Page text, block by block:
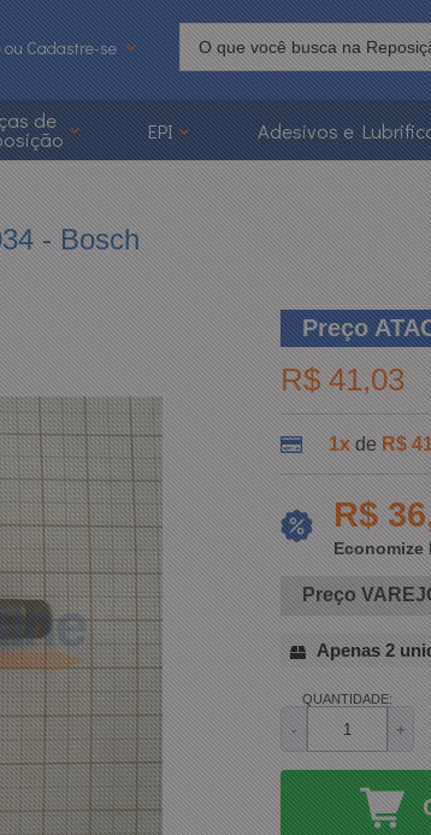
ou Cadastre-se
de EPI Adesivos e
- Bosch
Preço
R$ 41,03
1xdeR$
R$
Economize
Preço
Apenas 2
QUANTIDADE:
- +